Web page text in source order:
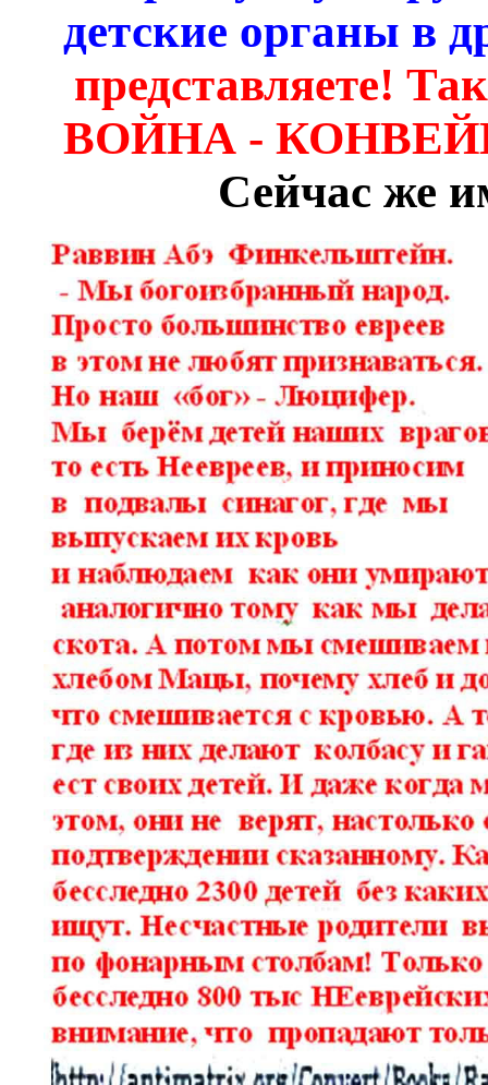
детские органы в
представляете!
ВОЙНА -
Сейчас же